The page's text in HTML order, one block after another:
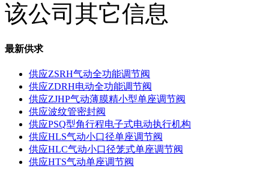
该公司其它信息
最新供求
供应ZSRH气动全功能调节阀
供应ZDRH电动全功能调节阀
供应ZJHP气动薄膜精小型单座调节阀
供应波纹管密封阀
供应PSQ型角行程电子式电动执行机构
供应HLS气动小口径单座调节阀
供应HLC气动小口径笼式单座调节阀
供应HTS气动单座调节阀